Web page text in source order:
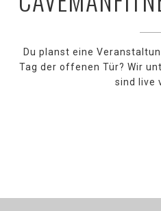
Du planst eine
Tag der offenen Tür? Wir
sind live